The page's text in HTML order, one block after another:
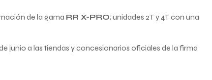
de la gama RR X-PRO; unidades 2T y 4T con una
junio a las tiendas y concesionarios oficiales de la firma